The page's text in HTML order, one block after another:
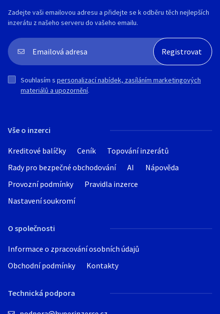
Vše o inzerci
Kreditové balíčky Ceník
Topování inzerátů
Rady pro bezpečné obchodování
AI
Nápověda
Provozní podmínky
Pravidla inzerce
Nastavení soukromí
O společnosti
Informace o zpracování osobních údajů
Obchodní podmínky
Kontakty
Technická podpora
Zadejte vaši emailovou adresu a přidejte se k odběru těch nejlepších
inzerátu z našeho serveru do vašeho emailu.
Souhlasím s personalizací nabídek, zasíláním marketingových
materiálů a upozornění.